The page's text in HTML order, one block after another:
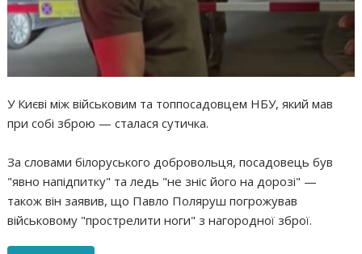
У Києві між військовим та топпосадовцем НБУ, який мав
при собі зброю — сталася сутичка.
За словами білоруського добровольця, посадовець був
"явно напідпитку" та ледь "не зніс його на дорозі" —
також він заявив, що Павло Поляруш погрожував
військовому "прострелити ноги" з нагородної зброї.